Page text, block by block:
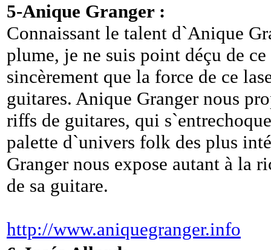
5-Anique Granger :
Connaissant le talent d`Anique
plume, je ne suis point déçu de
sincèrement que la force de ce
guitares. Anique Granger nous
riffs de guitares, qui
palette d`univers folk des plus
Granger nous expose autant à la
de sa guitare.
http://www.aniquegranger.info